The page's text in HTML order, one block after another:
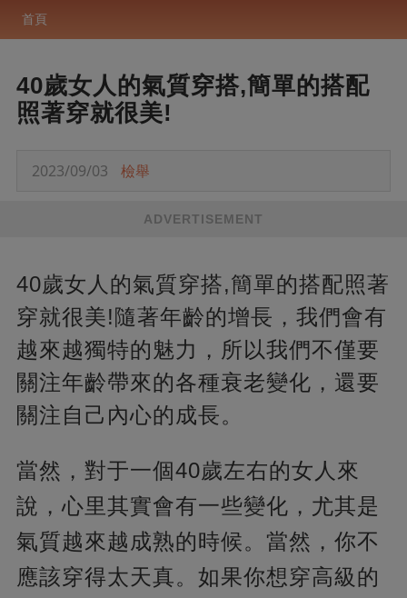
首頁
40歲女人的氣質穿搭,簡單的搭配
照著穿就很美!
2023/09/03 檢舉
ADVERTISEMENT
40歲女人的氣質穿搭,簡單的搭配照著
穿就很美!隨著年齡的增長，我們會有
越來越獨特的魅力，所以我們不僅要
關注年齡帶來的各種衰老變化，還要
關注自己內心的成長。
當然，對于一個40歲左右的女人來
說，心里其實會有一些變化，尤其是
氣質越來越成熟的時候。當然，你不
應該穿得太天真。如果你想穿高級的